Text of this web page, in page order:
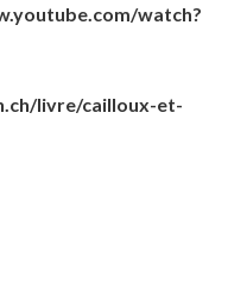
watch?
livre/cailloux-et-